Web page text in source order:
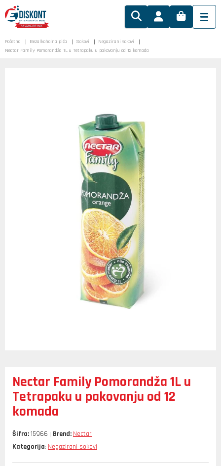
Početna Bezalkoholna pića Sokovi
Negazirani sokovi
Nectar Family Pomorandža 1L u Tetrapaku u pakovanju od 12 komada
Nectar Family Pomorandža 1L u
Tetrapaku u pakovanju od 12
komada
Šifra:15966 Brend: Nectar
Kategorija: Negazirani sokovi